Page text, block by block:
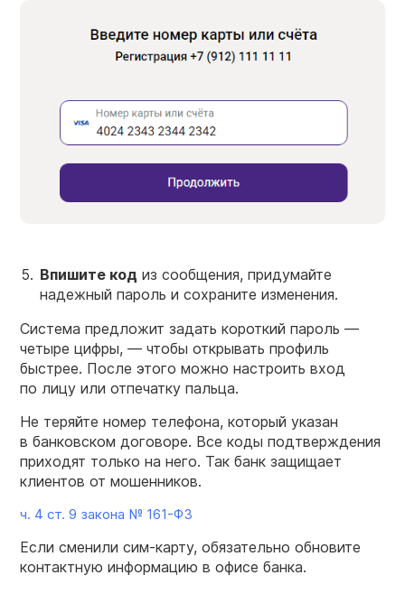
Впишите код из сообщения, придумайте
надежный пароль и сохраните изменения.
Система предложит задать короткий пароль —
четыре цифры, — чтобы открывать профиль
быстрее. После этого можно настроить вход
по лицу или отпечатку пальца.
Не теряйте номер телефона, который указан
в банковском договоре. Все коды подтверждения
приходят только на него. Так банк защищает
клиентов от мошенников.
ч. 4 ст. 9 закона № 161-ФЗ
Если сменили сим-карту, обязательно обновите
контактную информацию в офисе банка.